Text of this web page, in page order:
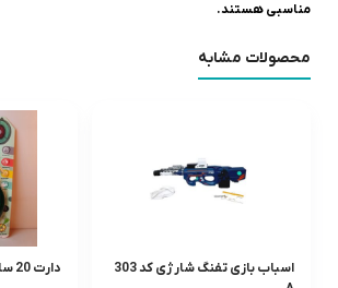
مناسبی هستند.
محصولات مشابه
اسباب بازی تفنگ شارژی کد 303
دارت 20 سانتی کد 3932